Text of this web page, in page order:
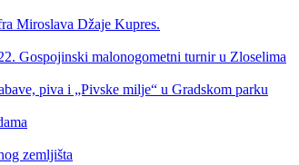
Miroslava Džaje Kupres.
Gospojinski malonogometni turnir u Zloselima
piva i „Pivske milje“ u Gradskom parku
zemljišta